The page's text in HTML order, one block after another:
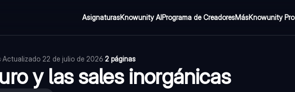
AsignaturasKnowunity AIPrograma de CreadoresMásKnowunity Pro
·Actualizado 22 de julio de 2026·2 páginas
y las sales inorgánicas